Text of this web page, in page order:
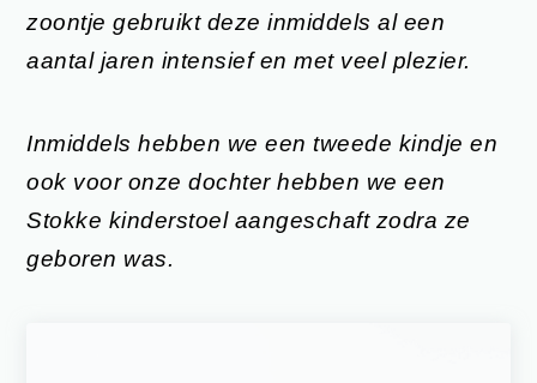
zoontje gebruikt deze inmiddels al een
aantal jaren intensief en met veel plezier.
Inmiddels hebben we een tweede kindje en
ook voor onze dochter hebben we een
Stokke kinderstoel aangeschaft zodra ze
geboren was.